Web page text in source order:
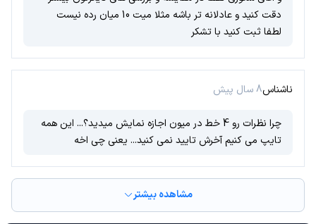
دقت کنید و عادلانه تر باشه مثلا میت 10 میان رده نیست
لطفا ثبت کنید با تشکر
ناشناس8 سال پیش
چرا نظرات رو 4 خط در میون اجازه نمایش میدید؟... این همه
تایپ می کنیم آخرش تایید نمی کنید... یعنی چی اخه
مشاهده بیشتر